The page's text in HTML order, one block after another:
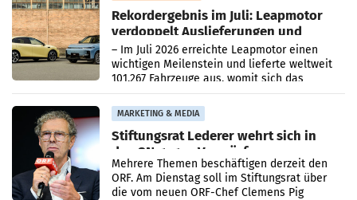
Rekordergebnis im Juli: Leapmotor
verdoppelt Auslieferungen und
überschreitet die 100.000er-Marke
– Im Juli 2026 erreichte Leapmotor einen
wichtigen Meilenstein und lieferte weltweit
101.267 Fahrzeuge aus, womit sich das
Ergebnis gegenüber Juli 2025 mehr als
verdoppelte (+102
MARKETING & MEDIA
Stiftungsrat Lederer wehrt sich in
den SN gegen Vorwürfe
Mehrere Themen beschäftigen derzeit den
ORF. Am Dienstag soll im Stiftungsrat über
die vom neuen ORF-Chef Clemens Pig